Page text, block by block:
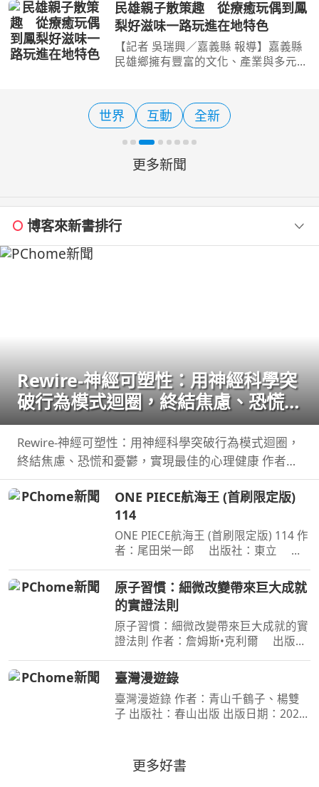
將於8月8日晚間登場，雖然原本規劃在
三仙台沙灘舉辦，但因日前接連受
民雄親子散策趣 從療癒玩偶到鳳
梨好滋味一路玩進在地特色
【記者 吳瑞興／嘉義縣 報導】嘉義縣
民雄鄉擁有豐富的文化、產業與多元體
找到適合親子同遊的旅遊樂趣。嘉義縣
文化觀光局推薦家長們
世界 互動 全新
更多新聞
博客來新書排行
Rewire-神經可塑性：用神經科學突
破行為模式迴圈，終結焦慮、恐慌和
憂鬱，實現最佳的心理健康
Rewire-神經可塑性：用神經科學突破行為模式迴圈，
終結焦慮、恐慌和憂鬱，實現最佳的心理健康 作者：
妮可•維諾拉（Nicole Vignola） 出版社：麥田 出版日
期：2024-05-30 00:00:00 ＜內容簡介＞ 無法
ONE PIECE航海王 (首刷限定版)
114
ONE PIECE航海王 (首刷限定版) 114 作
者：尾田栄一郎 出版社：東立 出
歷史黑暗當中的「諸神峽谷事件」，其
全貌終於即將揭曉！席捲號稱最可怕海
賊團的洛克斯海賊團
原子習慣：細微改變帶來巨大成就
的實證法則
原子習慣：細微改變帶來巨大成就的實
證法則 作者：詹姆斯•克利爾 出版
00:00:00 每天都進步1%，一年後，你
會進步37倍；每天都退步1%，一年
後，你會弱化到趨近於0！你的
臺灣漫遊錄
臺灣漫遊錄 作者：青山千鶴子、楊雙
子 出版社：春山出版 出版日期：2020-
華麗面世 「我們一起吃遍臺島吧！」
――青山千鶴子（
更多好書